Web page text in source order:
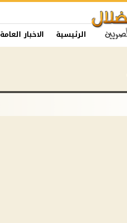
الرئيسية الاخبار العامة